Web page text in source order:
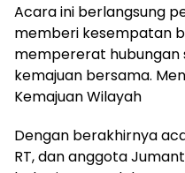
Acara ini berlangsung
memberi kesempatan
mempererat hubungan
kemajuan bersama.
Kemajuan Wilayah
Dengan berakhirnya
RT, dan anggota